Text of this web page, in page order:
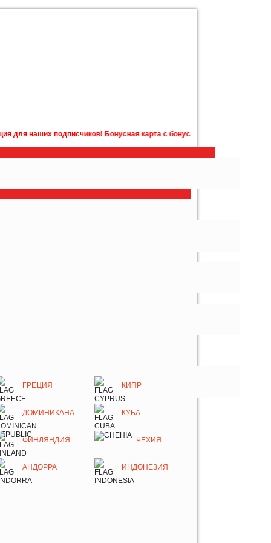
Бонусная карта с бонусами на счету в подарок! Подробности у
ГРЕЦИЯ КИПР
ДОМИНИКАНА КУБА
ФИНЛЯНДИЯ ЧЕХИЯ
АНДОРРА ИНДОНЕЗИЯ